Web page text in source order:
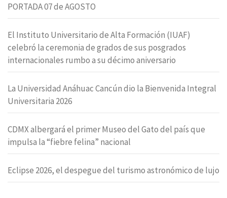
PORTADA 07 de AGOSTO
El Instituto Universitario de Alta Formación (IUAF)
celebró la ceremonia de grados de sus posgrados
internacionales rumbo a su décimo aniversario
La Universidad Anáhuac Cancún dio la Bienvenida Integral
Universitaria 2026
CDMX albergará el primer Museo del Gato del país que
impulsa la “fiebre felina” nacional
Eclipse 2026, el despegue del turismo astronómico de lujo